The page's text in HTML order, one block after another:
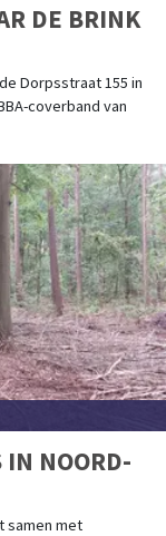
DE BRINK
Dorpsstraat 155 in
coverband van
IN NOORD-
samen met